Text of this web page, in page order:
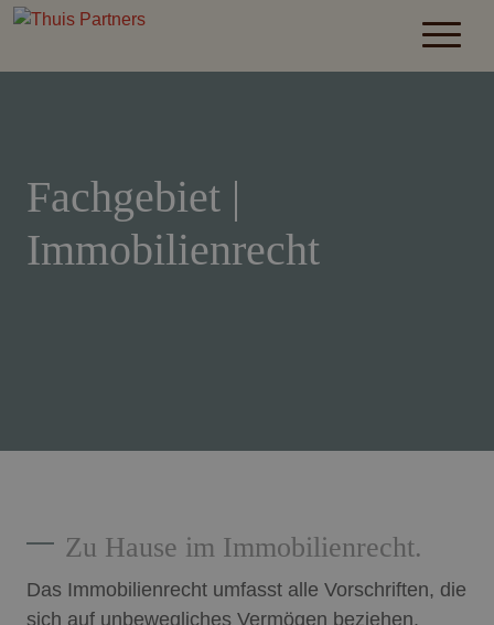
Fachgebiet |
Immobilienrecht
Zu Hause im Immobilienrecht.
Das Immobilienrecht umfasst alle Vorschriften, die
sich auf unbewegliches Vermögen beziehen.